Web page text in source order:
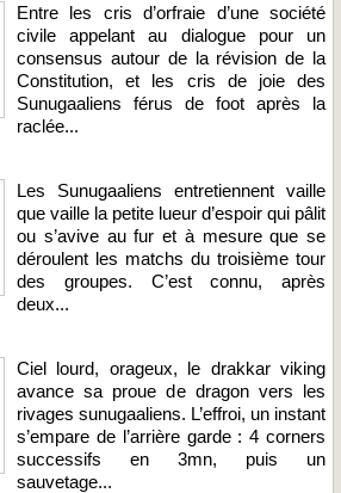
Entre les cris d’orfraie d’une société
civile appelant au dialogue pour un
consensus autour de la révision de la
Constitution, et les cris de joie des
Sunugaaliens férus de foot après la
raclée...
Les Sunugaaliens entretiennent vaille
que vaille la petite lueur d’espoir qui pâlit
ou s’avive au fur et à mesure que se
déroulent les matchs du troisième tour
des groupes. C’est connu, après
deux...
Ciel lourd, orageux, le drakkar viking
avance sa proue de dragon vers les
rivages sunugaaliens. L’effroi, un instant
s’empare de l’arrière garde : 4 corners
successifs en 3mn, puis un
sauvetage...